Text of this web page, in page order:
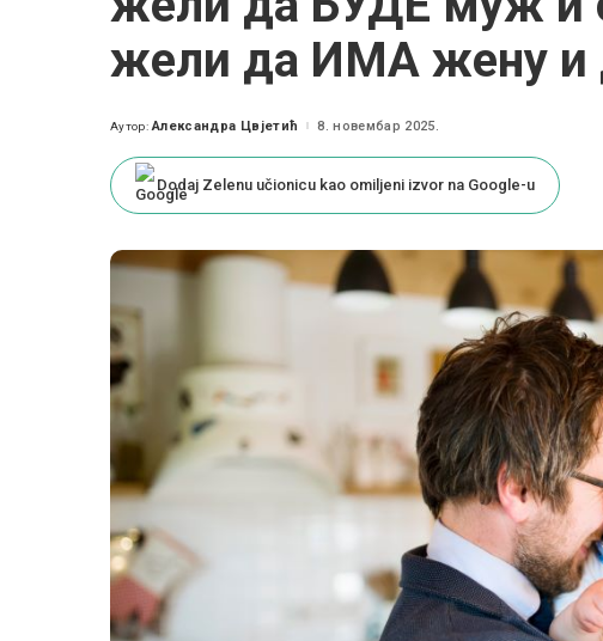
жели да ИМА жену и
Posted
Аутор: Александра Цвјетић 8. новембар 2025.
Dodaj Zelenu učionicu kao omiljeni izvor na Google-u